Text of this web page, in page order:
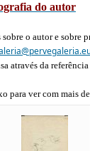
do autor
o autor e sobre
através da
para ver com mais